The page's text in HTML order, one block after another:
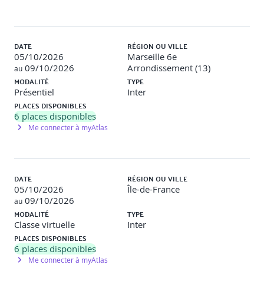
Gestion des erreurs HTTP pour fournir des réponses
adaptées aux utilisateurs et assurer une expérience
Erreurs générées par les clients (erreurs 4xx)
Erreurs générées par le serveur (erreurs 5xx)
contrôleurs afin d'effectuer les différentes opérations de
CRUD (Create Read Update Delete) en respectant le
standard REST
Déclinaison des contrôleurs en GraphQL et RSocket
dans le but de gérer les éléments de notre bibliothèque
Jour 4 : Visualiser, Sécuriser et Compiler en Natif
DATE
05/10/2026
au 09/10/2026
RÉGION OU VILLE
Marseille 6e
Arrondissement (13)
MODALITÉ
Présentiel
TYPE
Inter
PLACES DISPONIBLES
6 places disponibles
Me connecter à myAtlas
DATE
05/10/2026
au 09/10/2026
RÉGION OU VILLE
Île-de-France
MODALITÉ
Classe virtuelle
TYPE
Inter
PLACES DISPONIBLES
6 places disponibles
Me connecter à myAtlas